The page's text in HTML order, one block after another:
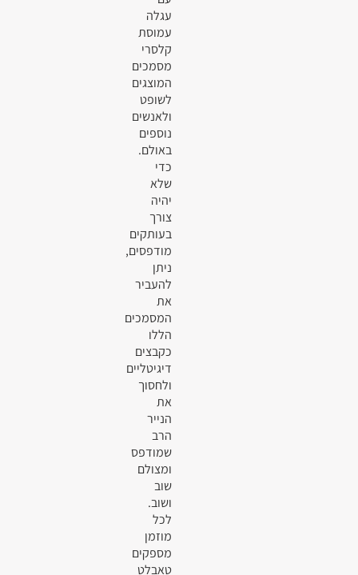
עגלה
עמוסת
קלסרי
מסמכים
המוצגים
לשופט
ולאנשים
נוספים
באולם.
כדי
שלא
יהיה
צורך
בעותקים
מודפסים,
ניתן
להעביר
את
המסמכים
הללו
כקבצים
דיגיטליים
ולחסוך
את
הנייר
הרב
שמודפס
ומצולם
שוב
ושוב.
לכל
מוזמן
מספקים
טאבלט